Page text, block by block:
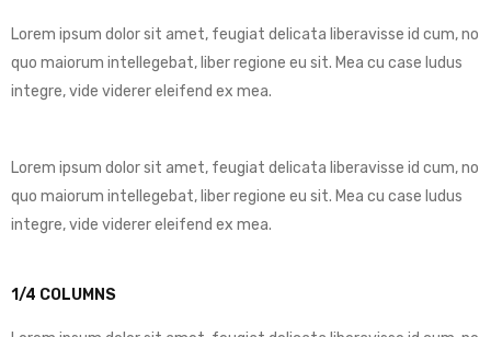
Lorem ipsum dolor sit amet, feugiat delicata liberavisse id cum, no
quo maiorum intellegebat, liber regione eu sit. Mea cu case ludus
integre, vide viderer eleifend ex mea.
Lorem ipsum dolor sit amet, feugiat delicata liberavisse id cum, no
quo maiorum intellegebat, liber regione eu sit. Mea cu case ludus
integre, vide viderer eleifend ex mea.
1/4 COLUMNS